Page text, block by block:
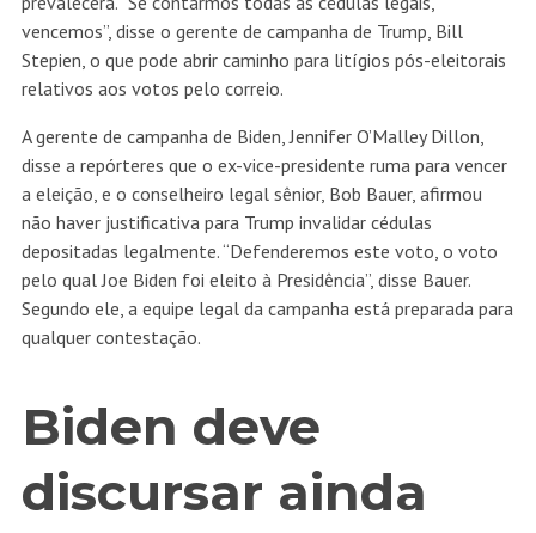
vencemos”, disse o gerente de campanha de Trump, Bill
Stepien, o que pode abrir caminho para litígios pós-eleitorais
relativos aos votos pelo correio.
A gerente de campanha de Biden, Jennifer O’Malley Dillon,
disse a repórteres que o ex-vice-presidente ruma para vencer
a eleição, e o conselheiro legal sênior, Bob Bauer, afirmou
não haver justificativa para Trump invalidar cédulas
depositadas legalmente. “Defenderemos este voto, o voto
pelo qual Joe Biden foi eleito à Presidência”, disse Bauer.
Segundo ele, a equipe legal da campanha está preparada para
qualquer contestação.
Biden deve
discursar ainda